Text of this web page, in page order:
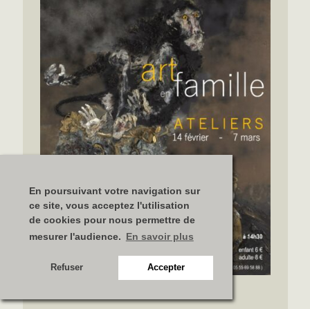
En poursuivant votre navigation sur
ce site, vous acceptez l'utilisation
de cookies pour nous permettre de
mesurer l'audience. En savoir plus
Refuser Accepter